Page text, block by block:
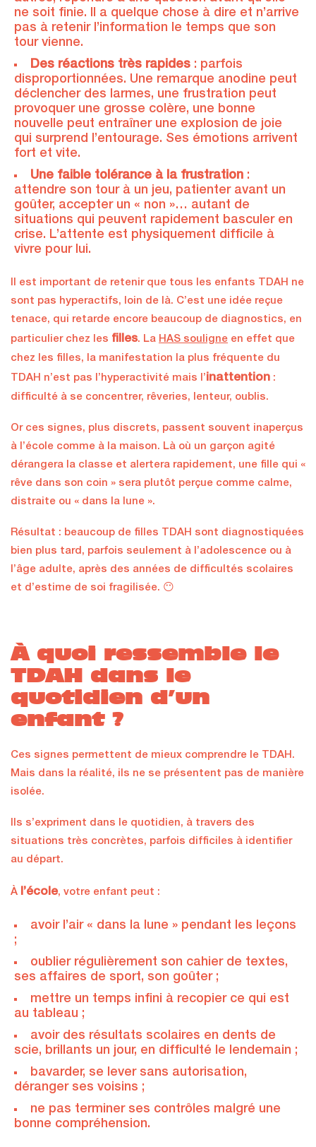
ne soit finie. Il a quelque chose à dire et n’arrive
pas à retenir l’information le temps que son
tour vienne.
Des réactions très rapides : parfois
disproportionnées. Une remarque anodine peut
déclencher des larmes, une frustration peut
provoquer une grosse colère, une bonne
nouvelle peut entraîner une explosion de joie
qui surprend l’entourage. Ses émotions arrivent
fort et vite.
Une faible tolérance à la frustration :
attendre son tour à un jeu, patienter avant un
goûter, accepter un « non »… autant de
situations qui peuvent rapidement basculer en
crise. L’attente est physiquement difficile à
vivre pour lui.
Il est important de retenir que tous les enfants TDAH ne
sont pas hyperactifs, loin de là. C’est une idée reçue
tenace, qui retarde encore beaucoup de diagnostics, en
particulier chez les filles. La HAS souligne en effet que
chez les filles, la manifestation la plus fréquente du
TDAH n’est pas l’hyperactivité mais l’inattention :
difficulté à se concentrer, rêveries, lenteur, oublis.
Or ces signes, plus discrets, passent souvent inaperçus
à l’école comme à la maison. Là où un garçon agité
dérangera la classe et alertera rapidement, une fille qui «
rêve dans son coin » sera plutôt perçue comme calme,
distraite ou « dans la lune ».
Résultat : beaucoup de filles TDAH sont diagnostiquées
bien plus tard, parfois seulement à l’adolescence ou à
l’âge adulte, après des années de difficultés scolaires
et d’estime de soi fragilisée. 😶
À quoi ressemble le
TDAH dans le
quotidien d’un
enfant ?
Ces signes permettent de mieux comprendre le TDAH.
Mais dans la réalité, ils ne se présentent pas de manière
isolée.
Ils s’expriment dans le quotidien, à travers des
situations très concrètes, parfois difficiles à identifier
au départ.
À l’école, votre enfant peut :
avoir l’air « dans la lune » pendant les leçons
;
oublier régulièrement son cahier de textes,
ses affaires de sport, son goûter ;
mettre un temps infini à recopier ce qui est
au tableau ;
avoir des résultats scolaires en dents de
scie, brillants un jour, en difficulté le lendemain ;
bavarder, se lever sans autorisation,
déranger ses voisins ;
ne pas terminer ses contrôles malgré une
bonne compréhension.